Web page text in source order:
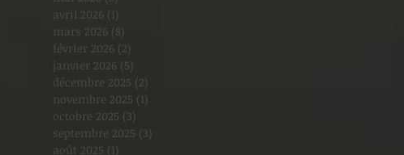
avril 2026 (1)
mars 2026 (8)
février 2026 (2)
janvier 2026 (5)
décembre 2025 (2)
novembre 2025 (1)
octobre 2025 (3)
septembre 2025 (3)
août 2025 (1)